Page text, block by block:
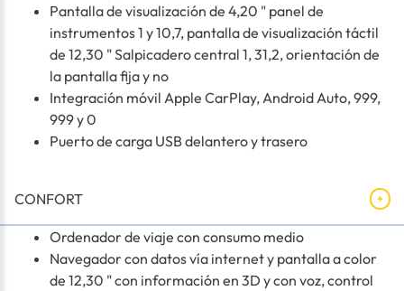
Pantalla de visualización de 4,20 " panel de
instrumentos 1 y 10,7, pantalla de visualización táctil
de 12,30 " Salpicadero central 1, 31,2, orientación de
la pantalla fija y no
Integración móvil Apple CarPlay, Android Auto, 999,
999 y 0
Puerto de carga USB delantero y trasero
CONFORT
Ordenador de viaje con consumo medio
Navegador con datos vía internet y pantalla a color
de 12,30 " con información en 3D y con voz, control